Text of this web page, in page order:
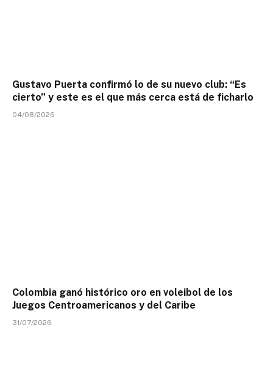
Gustavo Puerta confirmó lo de su nuevo club: “Es
cierto” y este es el que más cerca está de ficharlo
04/08/2026
Colombia ganó histórico oro en voleibol de los
Juegos Centroamericanos y del Caribe
31/07/2026